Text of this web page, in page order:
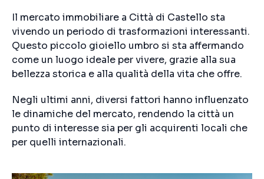
Il mercato immobiliare a Città di Castello sta
vivendo un periodo di trasformazioni interessanti.
Questo piccolo gioiello umbro si sta affermando
come un luogo ideale per vivere, grazie alla sua
bellezza storica e alla qualità della vita che offre.
Negli ultimi anni, diversi fattori hanno influenzato
le dinamiche del mercato, rendendo la città un
punto di interesse sia per gli acquirenti locali che
per quelli internazionali.